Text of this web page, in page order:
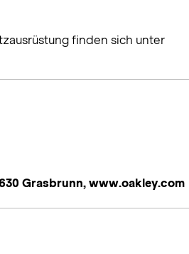
finden sich unter
Grasbrunn, www.oakley.com